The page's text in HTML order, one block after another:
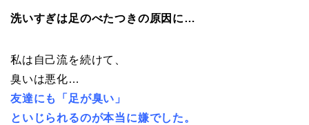
洗いすぎは足のべたつきの原因に…
私は自己流を続けて、
臭いは悪化…
友達にも「足が臭い」
といじられるのが本当に嫌でした。